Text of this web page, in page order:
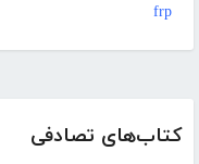
کتاب‌های تصادفی
frp